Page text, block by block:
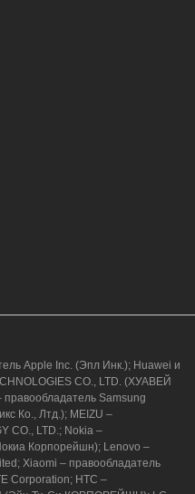
Apple Inc. (Эпл Инк.); Huawei и
CO., LTD. (ХУАВЕЙ
Samsung
Ко., Лтд.); MEIZU –
CO., LTD.; Nokia –
Корпорейшн); Lenovo –
Xiaomi – правообладатель
Corporation; HTC –